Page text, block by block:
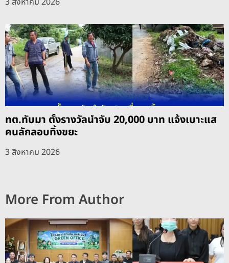
ทต.ทับมา ตั้งรางวัลนำจับ 20,000 บาท แจ้งเบาะแส
คนลักลอบทิ้งขยะ
3 สิงหาคม 2026
More From Author